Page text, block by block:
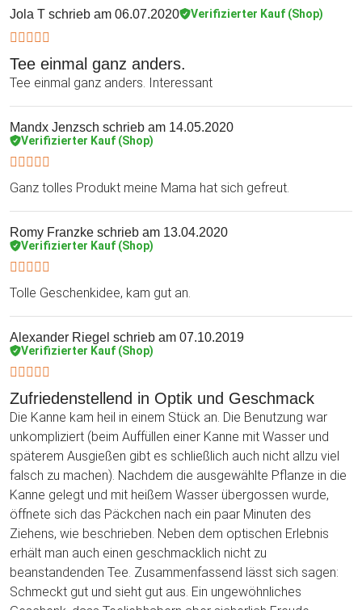
Jola T schrieb am 06.07.2020 Verifizierter Kauf (Shop)
Tee einmal ganz anders.
Tee einmal ganz anders. Interessant
Mandx Jenzsch schrieb am 14.05.2020
Verifizierter Kauf (Shop)
Ganz tolles Produkt meine Mama hat sich gefreut.
Romy Franzke schrieb am 13.04.2020
Verifizierter Kauf (Shop)
Tolle Geschenkidee, kam gut an.
Alexander Riegel schrieb am 07.10.2019
Verifizierter Kauf (Shop)
Zufriedenstellend in Optik und Geschmack
Die Kanne kam heil in einem Stück an. Die Benutzung war
unkompliziert (beim Auffüllen einer Kanne mit Wasser und
späterem Ausgießen gibt es schließlich auch nicht allzu viel
falsch zu machen). Nachdem die ausgewählte Pflanze in die
Kanne gelegt und mit heißem Wasser übergossen wurde,
öffnete sich das Päckchen nach ein paar Minuten des
Ziehens, wie beschrieben. Neben dem optischen Erlebnis
erhält man auch einen geschmacklich nicht zu
beanstandenden Tee. Zusammenfassend lässt sich sagen:
Schmeckt gut und sieht gut aus. Ein ungewöhnliches